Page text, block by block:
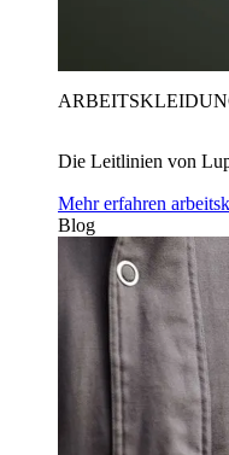
Die Leitlinien von
Mehr erfahren
Blog